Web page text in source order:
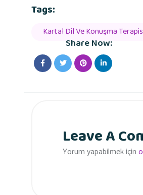
Tags:
Kartal Dil Ve Konuşma
Share Now:
Leave A
Yorum yapabilmek için